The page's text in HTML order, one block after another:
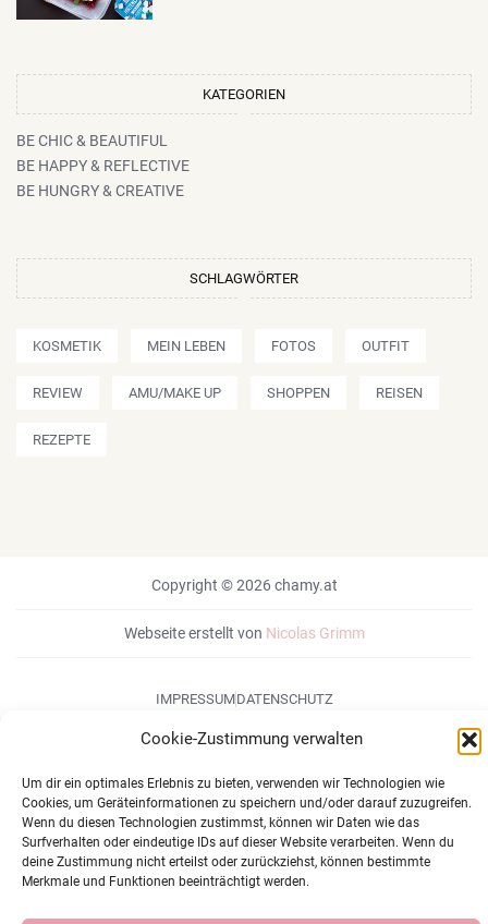
Cookie-Zustimmung verwalten
Um dir ein optimales Erlebnis zu bieten, verwenden wir Technologien wie
Cookies, um Geräteinformationen zu speichern und/oder darauf zuzugreifen.
Wenn du diesen Technologien zustimmst, können wir Daten wie das
Surfverhalten oder eindeutige IDs auf dieser Website verarbeiten. Wenn du
deine Zustimmung nicht erteilst oder zurückziehst, können bestimmte
Merkmale und Funktionen beeinträchtigt werden.
KATEGORIEN
BE CHIC & BEAUTIFUL
BE HAPPY & REFLECTIVE
BE HUNGRY & CREATIVE
SCHLAGWÖRTER
KOSMETIK MEIN LEBEN FOTOS OUTFIT
REVIEW AMU/MAKE UP SHOPPEN REISEN
REZEPTE
Copyright © 2026 chamy.at
Webseite erstellt von Nicolas Grimm
IMPRESSUMDATENSCHUTZ